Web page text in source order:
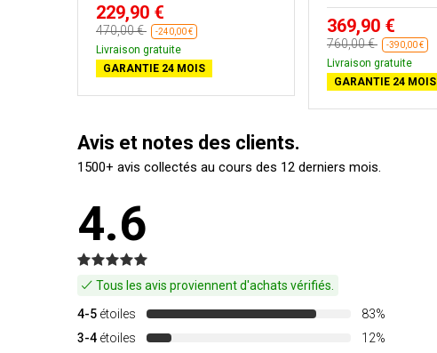
229,90 €
470,00 € -240,00 €
Livraison gratuite
GARANTIE 24 MOIS
369,90 €
760,00 € -390,00 €
Livraison gratuite
GARANTIE 24 MOIS
Avis et notes des clients.
1500+ avis collectés au cours des 12 derniers mois.
4.6
Tous les avis proviennent d'achats vérifiés.
4-5 étoiles
83%
3-4 étoiles
12%